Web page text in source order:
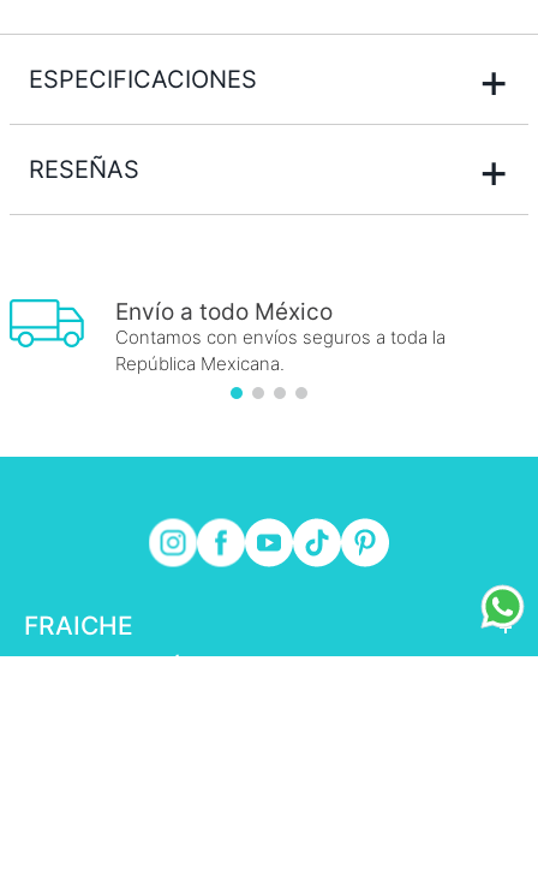
ESPECIFICACIONES +
RESEÑAS +
Envío a todo México
Contamos con envíos seguros a toda la
República Mexicana.
FRAICHE
+